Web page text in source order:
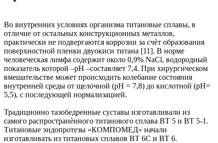
Во внутренних условиях организма титановые сплавы, в
отличие от остальных конструкционных металлов,
практически не подвергаются коррозии за счѐт образования
поверхностной пленки двуокиси титана [11]. В норме
человеческая лимфа содержит около 0,9% NaCl, водородный
показатель которой –рН –составляет 7,4. При хирургическом
вмешательстве может происходить колебание состояния
внутренней среды от щелочной (рН = 7,8) до кислотной (рН=
5,5), с последующей нормализацией.
Традиционно тазобедренные суставы изготавливали из
самого распространѐнного титанового сплава ВТ 5 и ВТ 5-1.
Титановые эндопротезы «КОМПОМЕД» начали
изготавливать из титановых сплавов ВТ 6С и ВТ 6.